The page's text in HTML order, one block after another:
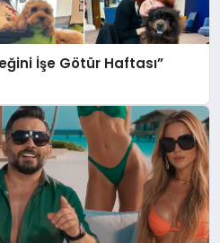
İşe Götür Haftası”